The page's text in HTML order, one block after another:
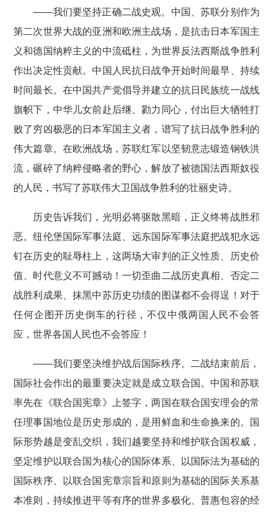
——我们要坚持正确二战史观。中国、苏联分别作为
第二次世界大战的亚洲和欧洲主战场，是抗击日本军国主
义和德国纳粹主义的中流砥柱，为世界反法西斯战争胜利
作出决定性贡献。中国人民抗日战争开始时间最早、持续
时间最长。在中国共产党倡导并建立的抗日民族统一战线
旗帜下，中华儿女前赴后继、勠力同心，付出巨大牺牲打
败了穷凶极恶的日本军国主义者，谱写了抗日战争胜利的
伟大篇章。在欧洲战场，苏联红军以坚韧意志锻造钢铁洪
流，碾碎了纳粹侵略者的野心，解放了被德国法西斯奴役
的人民，书写了苏联伟大卫国战争胜利的壮丽史诗。
历史告诉我们，光明必将驱散黑暗，正义终将战胜邪
恶。纽伦堡国际军事法庭、远东国际军事法庭把战犯永远
钉在历史的耻辱柱上，这两场大审判的正义性质、历史价
值、时代意义不可撼动！一切歪曲二战历史真相、否定二
战胜利成果、抹黑中苏历史功绩的图谋都不会得逞！对于
任何企图开历史倒车的行径，不仅中俄两国人民不会答
应，世界各国人民也不会答应！
——我们要坚决维护战后国际秩序。二战结束前后，
国际社会作出的最重要决定就是成立联合国。中国和苏联
率先在《联合国宪章》上签字，两国在联合国安理会的常
任理事国地位是历史形成的，是用鲜血和生命换来的。国
际形势越是变乱交织，我们越要坚持和维护联合国权威，
坚定维护以联合国为核心的国际体系、以国际法为基础的
国际秩序、以联合国宪章宗旨和原则为基础的国际关系基
本准则，持续推进平等有序的世界多极化、普惠包容的经